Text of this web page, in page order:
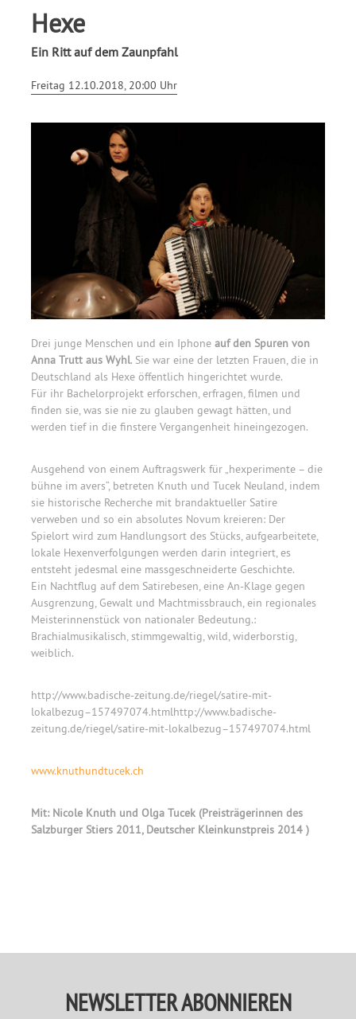
Hexe
Ein Ritt auf dem Zaunpfahl
Freitag 12.10.2018, 20:00 Uhr
Drei junge Menschen und ein Iphone auf den Spuren von
Anna Trutt aus Wyhl. Sie war eine der letzten Frauen, die in
Deutschland als Hexe öffentlich hingerichtet wurde.
Für ihr Bachelorprojekt erforschen, erfragen, filmen und
finden sie, was sie nie zu glauben gewagt hätten, und
werden tief in die finstere Vergangenheit hineingezogen.
Ausgehend von einem Auftragswerk für „hexperimente – die
bühne im avers“, betreten Knuth und Tucek Neuland, indem
sie historische Recherche mit brandaktueller Satire
verweben und so ein absolutes Novum kreieren: Der
Spielort wird zum Handlungsort des Stücks, aufgearbeitete,
lokale Hexenverfolgungen werden darin integriert, es
entsteht jedesmal eine massgeschneiderte Geschichte.
Ein Nachtflug auf dem Satirebesen, eine An-Klage gegen
Ausgrenzung, Gewalt und Machtmissbrauch, ein regionales
Meisterinnenstück von nationaler Bedeutung.:
Brachialmusikalisch, stimmgewaltig, wild, widerborstig,
weiblich.
http://www.badische-zeitung.de/riegel/satire-mit-
lokalbezug–157497074.htmlhttp://www.badische-
zeitung.de/riegel/satire-mit-lokalbezug–157497074.html
www.knuthundtucek.ch
Mit: Nicole Knuth und Olga Tucek (Preisträgerinnen des
Salzburger Stiers 2011, Deutscher Kleinkunstpreis 2014 )
NEWSLETTER ABONNIEREN